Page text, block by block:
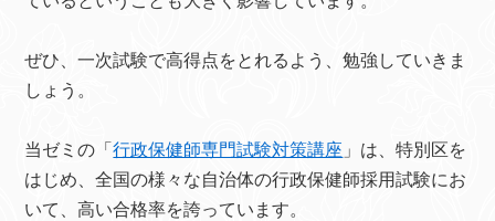
ぜひ、一次試験で高得点をとれるよう、勉強していきま
しょう。
当ゼミの「行政保健師専門試験対策講座 」は、特別区を
はじめ、全国の様々な自治体の行政保健師採用試験にお
いて、高い合格率を誇っています。